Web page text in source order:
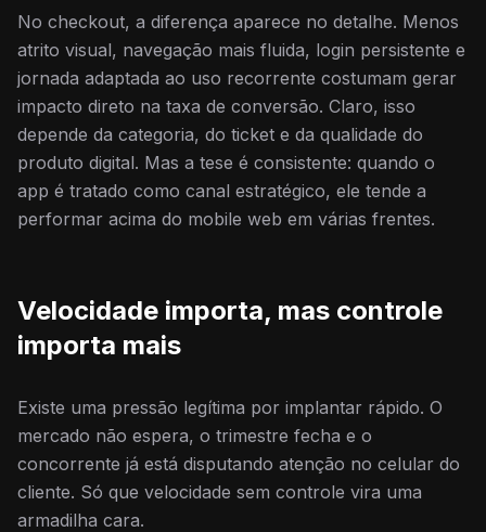
No checkout, a diferença aparece no detalhe. Menos
atrito visual, navegação mais fluida, login persistente e
jornada adaptada ao uso recorrente costumam gerar
impacto direto na taxa de conversão. Claro, isso
depende da categoria, do ticket e da qualidade do
produto digital. Mas a tese é consistente: quando o
app é tratado como canal estratégico, ele tende a
performar acima do mobile web em várias frentes.
Velocidade importa, mas controle
importa mais
Existe uma pressão legítima por implantar rápido. O
mercado não espera, o trimestre fecha e o
concorrente já está disputando atenção no celular do
cliente. Só que velocidade sem controle vira uma
armadilha cara.